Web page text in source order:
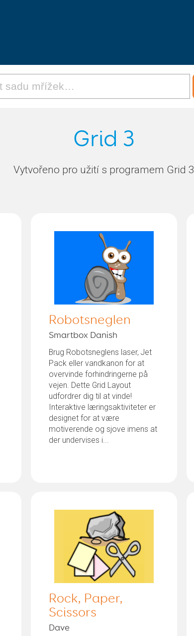
Grid 3
Vytvořeno pro užití s programem Grid 3
Robotsneglen
Smartbox Danish
Brug Robotsneglens laser, Jet
Pack eller vandkanon for at
overvinde forhindringerne på
vejen. Dette Grid Layout
udfordrer dig til at vinde!
Interaktive læringsaktiviteter er
designet for at være
motiverende og sjove imens at
der undervises i...
Rock, Paper,
Scissors
Dave